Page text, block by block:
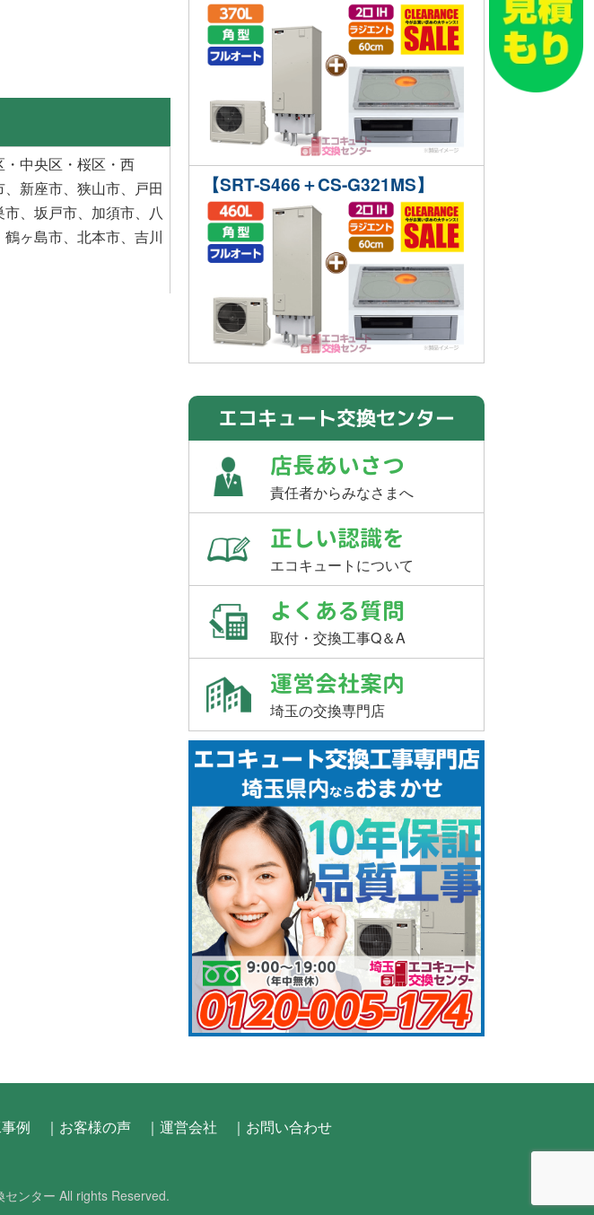
・ 中央区 ・ 桜区 ・ 西
、 新座市、 狭山市、
戸田
市、 坂戸市、 加須市、 八
鶴ヶ島市、 北本市、 吉川
【SRT-S466＋CS-G321MS】
エコキュート交換センター
店長あいさつ
責任者からみなさまへ
正しい認識を
エコキュートについて
よくある質問
取付・交換工事Q＆A
運営会社案内
埼玉の交換専門店
例 ｜お客様の声 ｜運営会社
｜お問い合わせ
センター All rights Reserved.